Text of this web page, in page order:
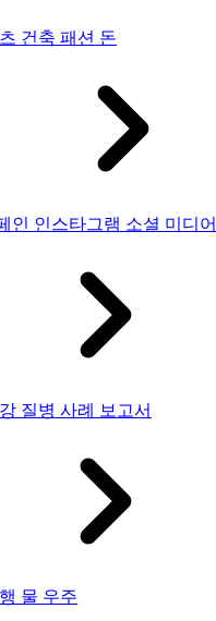
건축 패션 돈
인 인스타그램 소셜 미디어
질병 사례 보고서
물 우주